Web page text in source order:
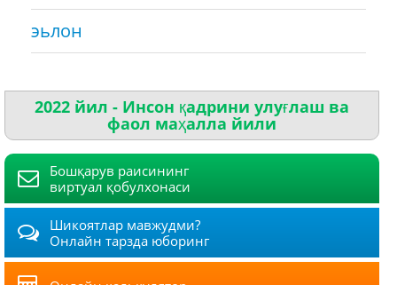
эьлон
2022 йил - Инсон қадрини улуғлаш ва
фаол маҳалла йили
Бошқарув раисининг
виртуал қобулхонаси
Шикоятлар мавжудми?
Онлайн тарзда юборинг